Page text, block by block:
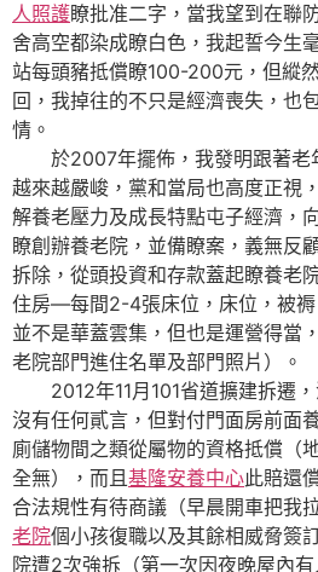
人照護瞭批准二字，當我望到在聯
舍高空都染成瞭白色，我起誓今生
站每頭豬抵償瞭100-200元，但縱
回，我掉往的不只是經濟喪失，也
情。
於2007年擺佈，我發明跟著老
越來越嚴峻，黨和當局也高度正視
解養老壓力及成長特點屯子經濟，
瞭創辦養老院，並備瞭案，義無反
拆除，從頭投資和存款蓋起瞭養老
住房—每間2-4張床位，床位，被
並不是華蓋雲集，但也是運營得當
老院部門進住名單及部門照片）。
2012年11月101省道擴建拆遷，
沒有任何貳言，但對付門面房前面
廁儲物間之類從屬物的資格抵償（
全無），而且基隆安養中心此賠還
合法規性有待商議（早晨開車把我
老院個小孩復職以及其餘相威脅簽
院遭2次強拆（第一次因夜晚屋內